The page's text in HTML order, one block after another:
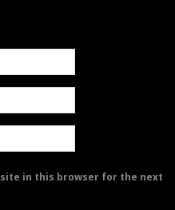
in this browser for the next